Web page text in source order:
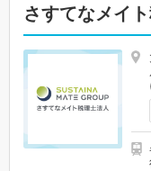
さすてなメイ